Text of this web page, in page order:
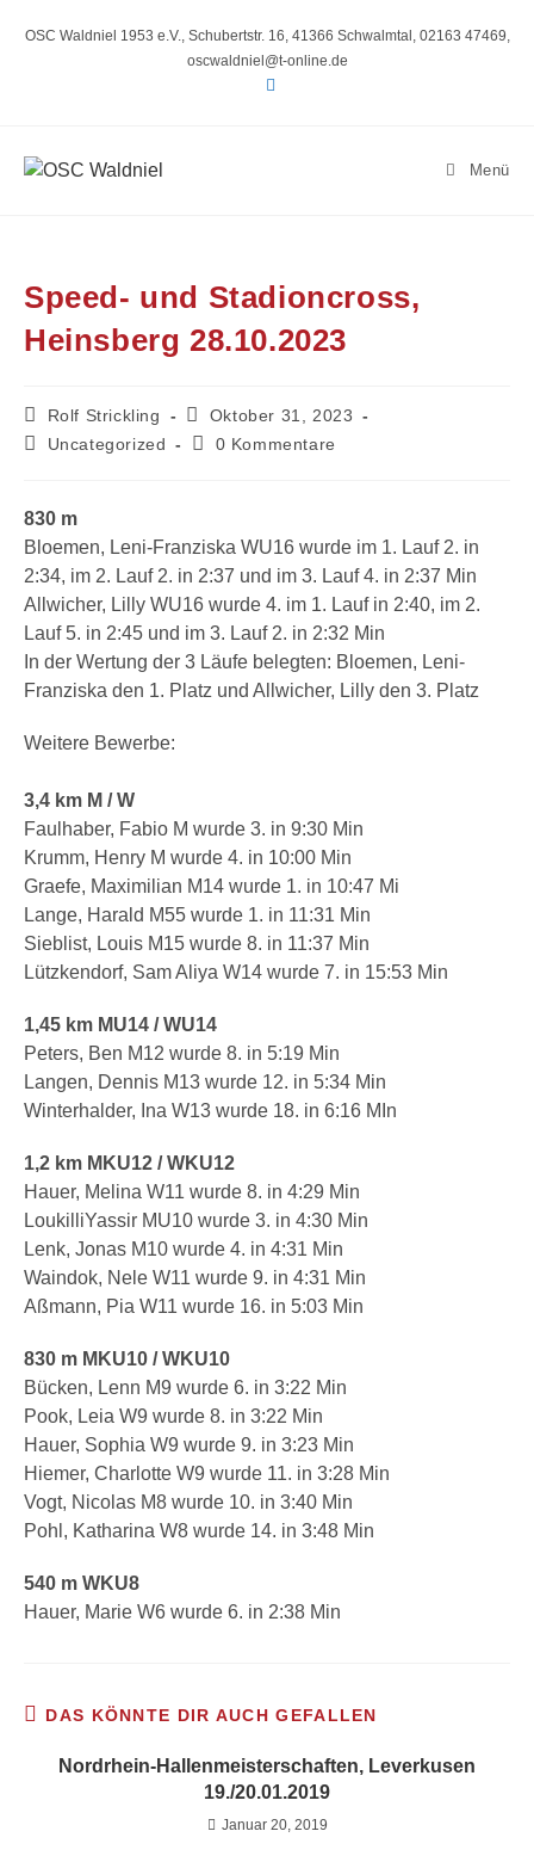
InhaltOSC Waldniel 1953 e.V., Schubertstr. 16, 41366 Schwalmtal, 02163 47469,
oscwaldniel@t-online.de
Menü
Speed- und Stadioncross,
Heinsberg 28.10.2023
Beitrags-
Autor:
Rolf Strickling
Beitrag
veröffentlicht:
Oktober 31, 2023
Beitrags-
Uncategorized
Beitrags-
0 Kommentare
830 m
Bloemen, Leni-Franziska WU16 wurde im 1. Lauf 2. in
2:34, im 2. Lauf 2. in 2:37 und im 3. Lauf 4. in 2:37 Min
Allwicher, Lilly WU16 wurde 4. im 1. Lauf in 2:40, im 2.
Lauf 5. in 2:45 und im 3. Lauf 2. in 2:32 Min
In der Wertung der 3 Läufe belegten: Bloemen, Leni-
Franziska den 1. Platz und Allwicher, Lilly den 3. Platz
Weitere Bewerbe:
3,4 km M / W
Faulhaber, Fabio M wurde 3. in 9:30 Min
Krumm, Henry M wurde 4. in 10:00 Min
Graefe, Maximilian M14 wurde 1. in 10:47 Mi
Lange, Harald M55 wurde 1. in 11:31 Min
Sieblist, Louis M15 wurde 8. in 11:37 Min
Lützkendorf, Sam Aliya W14 wurde 7. in 15:53 Min
1,45 km MU14 / WU14
Peters, Ben M12 wurde 8. in 5:19 Min
Langen, Dennis M13 wurde 12. in 5:34 Min
Winterhalder, Ina W13 wurde 18. in 6:16 MIn
1,2 km MKU12 / WKU12
Hauer, Melina W11 wurde 8. in 4:29 Min
LoukilliYassir MU10 wurde 3. in 4:30 Min
Lenk, Jonas M10 wurde 4. in 4:31 Min
Waindok, Nele W11 wurde 9. in 4:31 Min
Aßmann, Pia W11 wurde 16. in 5:03 Min
830 m MKU10 / WKU10
Bücken, Lenn M9 wurde 6. in 3:22 Min
Pook, Leia W9 wurde 8. in 3:22 Min
Hauer, Sophia W9 wurde 9. in 3:23 Min
Hiemer, Charlotte W9 wurde 11. in 3:28 Min
Vogt, Nicolas M8 wurde 10. in 3:40 Min
Pohl, Katharina W8 wurde 14. in 3:48 Min
540 m WKU8
Hauer, Marie W6 wurde 6. in 2:38 Min
DAS KÖNNTE DIR AUCH GEFALLEN
Nordrhein-Hallenmeisterschaften, Leverkusen
19./20.01.2019
Januar 20, 2019